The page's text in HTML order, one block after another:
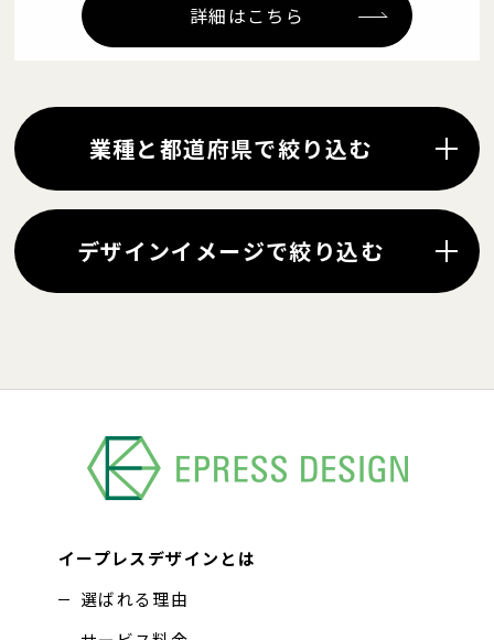
詳細はこちら
業種と都道府県で絞り込む
デザインイメージで絞り込む
イープレスデザインとは
選ばれる理由